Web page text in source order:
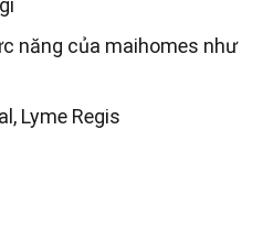
năng của maihomes như
Lyme Regis